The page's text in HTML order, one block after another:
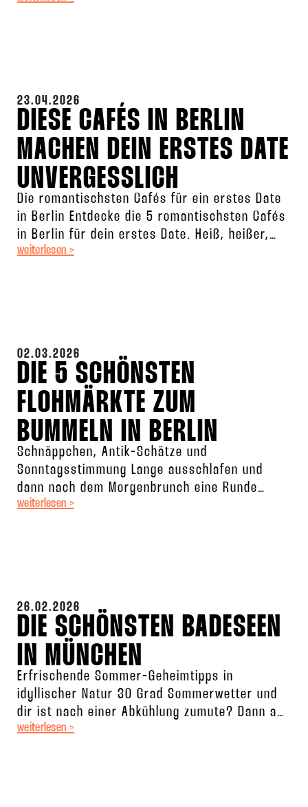
23.04.2026
DIESE CAFÉS IN BERLIN
MACHEN DEIN ERSTES DATE
UNVERGESSLICH
Die romantischsten Cafés für ein erstes Date
in Berlin Entdecke die 5 romantischsten Cafés
in Berlin für dein erstes Date. Heiß, heißer,
dein Date in
weiterlesen >
02.03.2026
DIE 5 SCHÖNSTEN
FLOHMÄRKTE ZUM
BUMMELN IN BERLIN
Schnäppchen, Antik-Schätze und
Sonntagsstimmung Lange ausschlafen und
dann nach dem Morgenbrunch eine Runde
bummeln gehen? So ist der Berlin-Vibe an
weiterlesen >
26.02.2026
DIE SCHÖNSTEN BADESEEN
IN MÜNCHEN
Erfrischende Sommer-Geheimtipps in
idyllischer Natur 30 Grad Sommerwetter und
dir ist nach einer Abkühlung zumute? Dann auf
zum Badesee! Neben Klassikern wie dem
weiterlesen >